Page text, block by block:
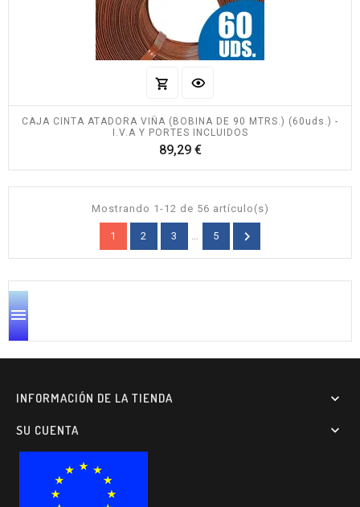
CAJA CINTA ATADORA VIÑA (BOBINA DE 90 MTRS.) (60uds.) -
I.V.A Y PORTES INCLUIDOS
89,29 €Precio
Mostrando 1-12 de 56 artículo(s)
1 2 3 5 

INFORMACIÓN DE LA TIENDA 
SU CUENTA 